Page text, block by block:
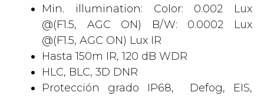
Min. illumination: Color: 0.002 Lux
@(F1.5, AGC ON) B/W: 0.0002 Lux
@(F1.5, AGC ON) Lux IR
Hasta 150m IR, 120 dB WDR
HLC, BLC, 3D DNR
Protección grado IP68, Defog, EIS,